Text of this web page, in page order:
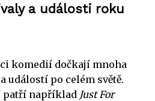
a události roku
komedií dočkají mnoha
událostí po celém světě.
patří například Just For